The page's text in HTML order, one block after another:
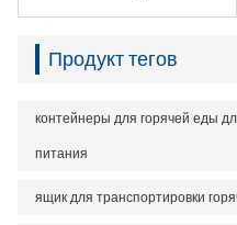
Продукт тегов
контейнеры для горячей еды
питания
ящик для транспортировки